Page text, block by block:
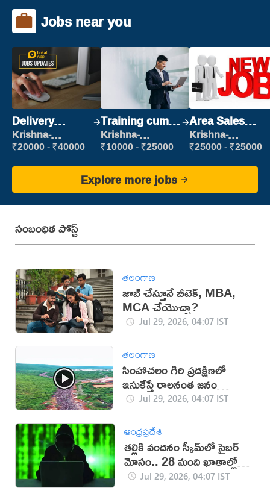
Jobs near you
Delivery
Executive
Krishna-
vijayawada
₹20000 - ₹40000
Training cum
Placement
Krishna-
vijayawada
₹10000 - ₹25000
Area Sales
Manager (Field
Sales)
Krishna-
vijayawada
₹25000 - ₹25000
Explore more jobs
సంబంధిత పోస్ట్
తెలంగాణ
జాబ్ చేస్తూనే బీటెక్, MBA,
MCA చేయొచ్చా?
Jul 29, 2026, 04:07 IST
తెలంగాణ
సింహాచలం గిరి ప్రదక్షిణలో
ఇసుకేస్తే రాలనంత జనం
(వీడియో)
Jul 29, 2026, 04:07 IST
ఆంధ్రప్రదేశ్
తల్లికి వందనం స్కీమ్‌లో సైబర్
మోసం.. 28 మంది ఖాతాల్లో
డబ్బులు మాయం
Jul 29, 2026, 04:07 IST